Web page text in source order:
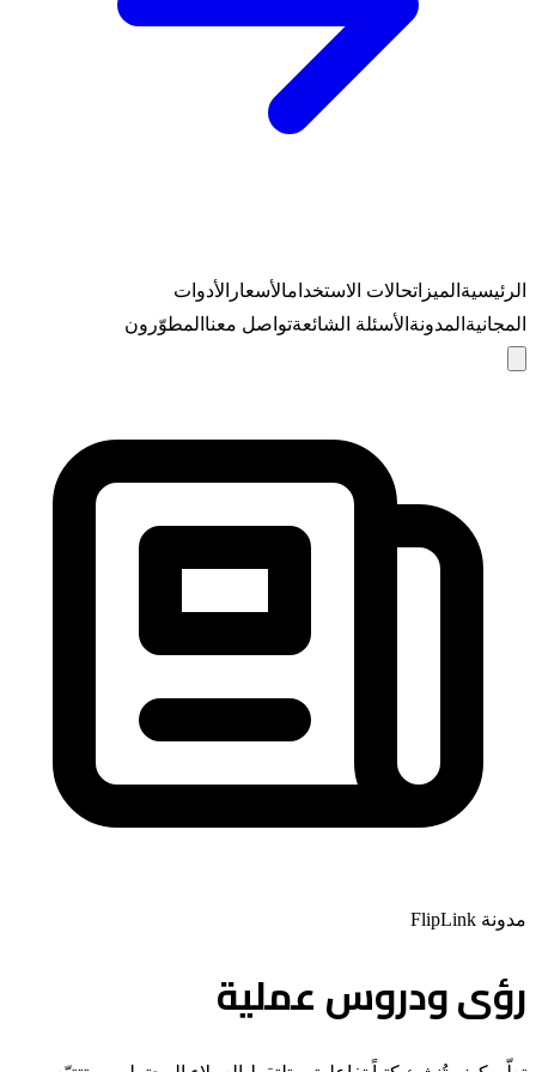
الرئيسية الميزاتحالات الاستخدامالأسعار الأدوات
المجانية المدونة الأسئلة الشائعةتواصل معنا المطوّرون
مدونة FlipLink
رؤى ودروس عملية